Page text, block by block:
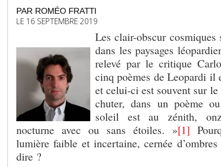
PAR ROMÉO FRATTI
LE 16 SEPTEMBRE 2019
Les clair-obscur cosmiques
dans les paysages
relevé par le critique
cinq poèmes de Leopardi il
et celui-ci est souvent sur
chuter, dans un poème
soleil est au zénith,
nocturne avec ou sans étoiles. »[1]
lumière faible et incertaine, cernée
dire ?